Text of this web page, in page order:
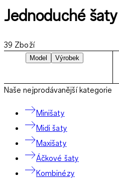
Jednoduché šaty
39 Zboží
Model
Výrobek
Naše nejprodávanější kategorie
Minišaty
Midi šaty
Maxišaty
Áčkové šaty
Kombinézy